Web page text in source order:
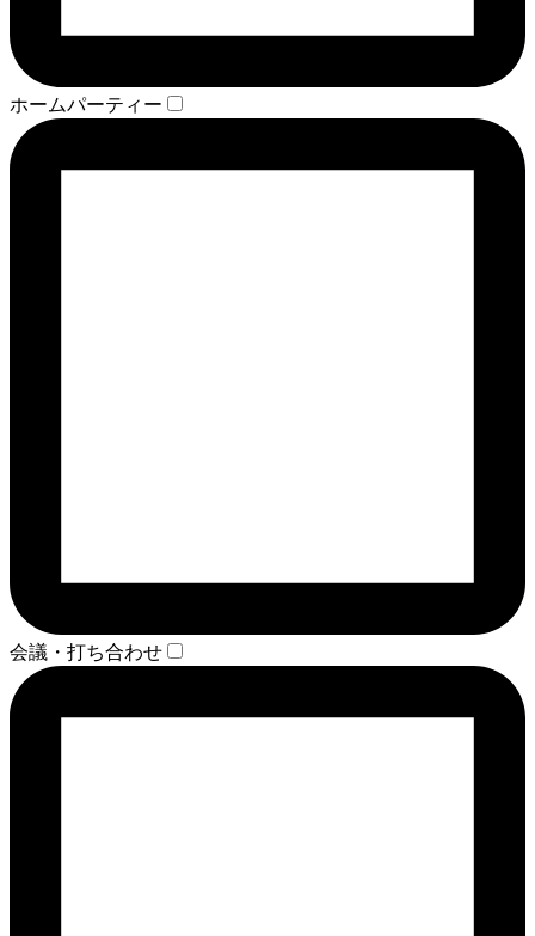
ホームパーティー
会議・打ち合わせ